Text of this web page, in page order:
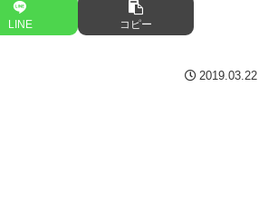
LINE コピー
2019.03.22